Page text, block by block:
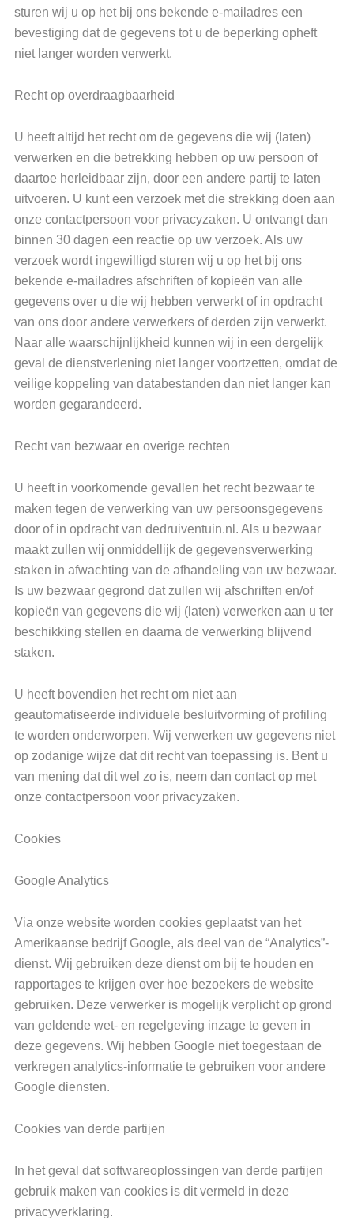
sturen wij u op het bij ons bekende e-mailadres een
bevestiging dat de gegevens tot u de beperking opheft
niet langer worden verwerkt.
Recht op overdraagbaarheid
U heeft altijd het recht om de gegevens die wij (laten)
verwerken en die betrekking hebben op uw persoon of
daartoe herleidbaar zijn, door een andere partij te laten
uitvoeren. U kunt een verzoek met die strekking doen aan
onze contactpersoon voor privacyzaken. U ontvangt dan
binnen 30 dagen een reactie op uw verzoek. Als uw
verzoek wordt ingewilligd sturen wij u op het bij ons
bekende e-mailadres afschriften of kopieën van alle
gegevens over u die wij hebben verwerkt of in opdracht
van ons door andere verwerkers of derden zijn verwerkt.
Naar alle waarschijnlijkheid kunnen wij in een dergelijk
geval de dienstverlening niet langer voortzetten, omdat de
veilige koppeling van databestanden dan niet langer kan
worden gegarandeerd.
Recht van bezwaar en overige rechten
U heeft in voorkomende gevallen het recht bezwaar te
maken tegen de verwerking van uw persoonsgegevens
door of in opdracht van dedruiventuin.nl. Als u bezwaar
maakt zullen wij onmiddellijk de gegevensverwerking
staken in afwachting van de afhandeling van uw bezwaar.
Is uw bezwaar gegrond dat zullen wij afschriften en/of
kopieën van gegevens die wij (laten) verwerken aan u ter
beschikking stellen en daarna de verwerking blijvend
staken.
U heeft bovendien het recht om niet aan
geautomatiseerde individuele besluitvorming of profiling
te worden onderworpen. Wij verwerken uw gegevens niet
op zodanige wijze dat dit recht van toepassing is. Bent u
van mening dat dit wel zo is, neem dan contact op met
onze contactpersoon voor privacyzaken.
Cookies
Google Analytics
Via onze website worden cookies geplaatst van het
Amerikaanse bedrijf Google, als deel van de “Analytics”-
dienst. Wij gebruiken deze dienst om bij te houden en
rapportages te krijgen over hoe bezoekers de website
gebruiken. Deze verwerker is mogelijk verplicht op grond
van geldende wet- en regelgeving inzage te geven in
deze gegevens. Wij hebben Google niet toegestaan de
verkregen analytics-informatie te gebruiken voor andere
Google diensten.
Cookies van derde partijen
In het geval dat softwareoplossingen van derde partijen
gebruik maken van cookies is dit vermeld in deze
privacyverklaring.